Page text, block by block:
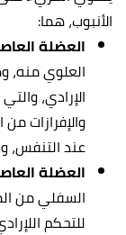
الأنبوب، هما:
العضلة
العلوي
الإرادي،
والإفرازات
عند التنفس،
العضلة
السفلي من
للتحكم